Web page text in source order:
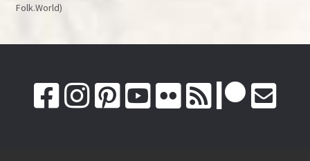
Folk.World)